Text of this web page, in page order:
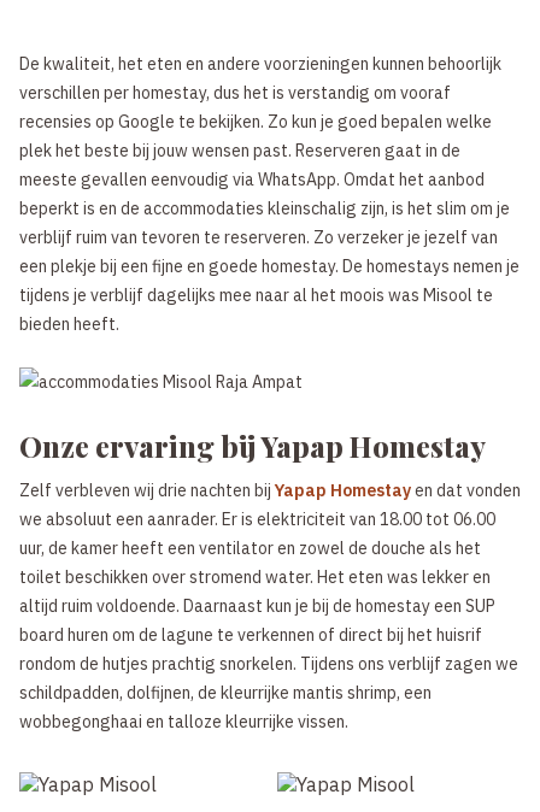
De kwaliteit, het eten en andere voorzieningen kunnen behoorlijk
verschillen per homestay, dus het is verstandig om vooraf
recensies op Google te bekijken. Zo kun je goed bepalen welke
plek het beste bij jouw wensen past. Reserveren gaat in de
meeste gevallen eenvoudig via WhatsApp. Omdat het aanbod
beperkt is en de accommodaties kleinschalig zijn, is het slim om je
verblijf ruim van tevoren te reserveren. Zo verzeker je jezelf van
een plekje bij een fijne en goede homestay. De homestays nemen je
tijdens je verblijf dagelijks mee naar al het moois was Misool te
bieden heeft.
Onze ervaring bij Yapap Homestay
Zelf verbleven wij drie nachten bijYapap Homestayen dat vonden
we absoluut een aanrader. Er is elektriciteit van 18.00 tot 06.00
uur, de kamer heeft een ventilator en zowel de douche als het
toilet beschikken over stromend water. Het eten was lekker en
altijd ruim voldoende. Daarnaast kun je bij de homestay een SUP
board huren om de lagune te verkennen of direct bij het huisrif
rondom de hutjes prachtig snorkelen. Tijdens ons verblijf zagen we
schildpadden, dolfijnen, de kleurrijke mantis shrimp, een
wobbegonghaai en talloze kleurrijke vissen.